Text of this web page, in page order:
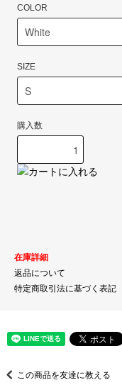
COLOR
SIZE
購入数
在庫詳細
返品について
特定商取引法に基づく表記
この商品を友達に教える